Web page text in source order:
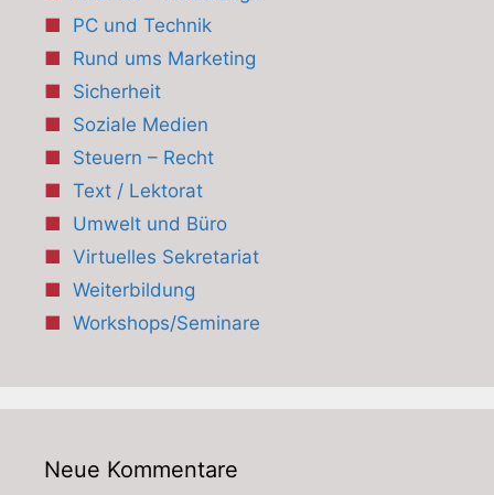
PC und Technik
Rund ums Marketing
Sicherheit
Soziale Medien
Steuern – Recht
Text / Lektorat
Umwelt und Büro
Virtuelles Sekretariat
Weiterbildung
Workshops/Seminare
Neue Kommentare